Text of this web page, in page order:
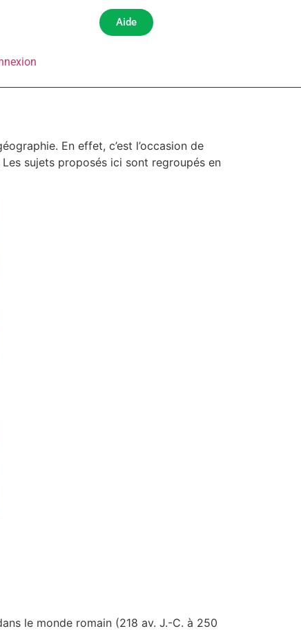
Aide
En effet, c’est l’occasion de
sujets proposés ici sont regroupés en
le monde romain (218 av. J.-C. à 250